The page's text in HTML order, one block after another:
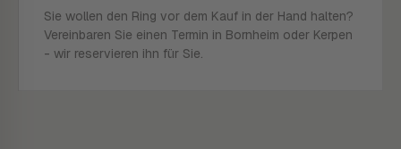
Sie wollen den Ring vor dem Kauf in der Hand halten?
Vereinbaren Sie einen Termin in Bornheim oder Kerpen
- wir reservieren ihn für Sie.